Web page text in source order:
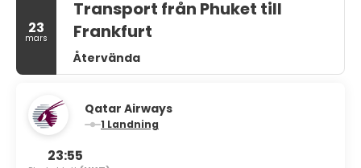
23
mars
Transport från Phuket till
Frankfurt
Återvända
Qatar Airways
1 Landning
23:55